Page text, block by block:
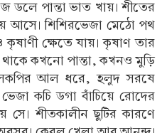
পান্তা ভাত খায়। শীতের
আসে। শিশিরভেজা মেঠো পথ
ক্ষেতে যায়। কৃষাণ তার
থাকে কখনো পান্তা, কখনও মুড়ি
আল ধরে, হলুদ সরষে
কচি ডগা বাঁচিয়ে রোদের
শীতকালীন ছুটির কারণে